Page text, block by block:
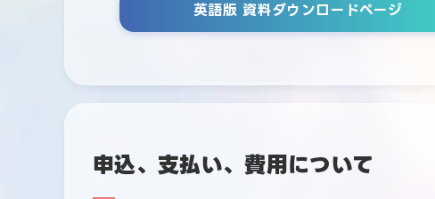
英語版 資料ダウンロードページ
申込、支払い、費用について